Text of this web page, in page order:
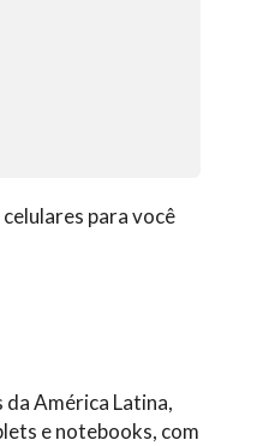
para você
América Latina,
e notebooks, com